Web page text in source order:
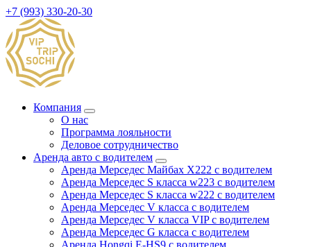
+7 (993) 330-20-30
Компания
О нас
Программа лояльности
Деловое сотрудничество
Аренда авто с водителем
Аренда Мерседес Майбах X222 с водителем
Аренда Мерседес S класса w223 с водителем
Аренда Мерседес S класса w222 с водителем
Аренда Мерседес V класса с водителем
Аренда Мерседес V класса VIP с водителем
Аренда Мерседес G класса с водителем
Аренда Hongqi E-HS9 с водителем